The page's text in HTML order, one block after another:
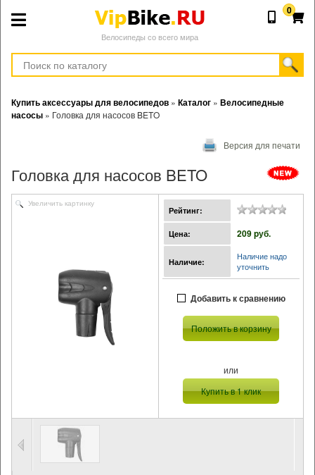
Велосипеды со всего мира
0
Купить аксессуары для велосипедов » Каталог » Велосипедные
насосы » Головка для насосов BETO
Версия для печати
Головка для насосов BETO
Увеличить картинку
Рейтинг:
Цена: 209 pуб.
Наличие:
Наличие надо
уточнить
Добавить к сравнению
Положить в корзину
или
Купить в 1 клик